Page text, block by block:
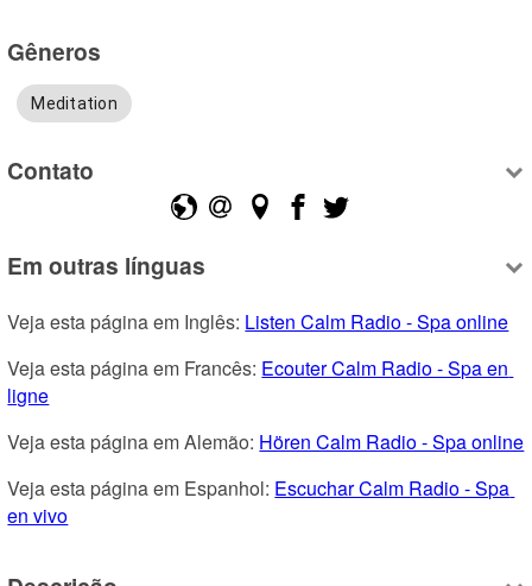
Gêneros
Meditation
Contato
Em outras línguas
Veja esta página em Inglês: Listen Calm Radio - Spa online
Veja esta página em Francês: Ecouter Calm Radio - Spa en
ligne
Veja esta página em Alemão: Hören Calm Radio - Spa online
Veja esta página em Espanhol: Escuchar Calm Radio - Spa
en vivo